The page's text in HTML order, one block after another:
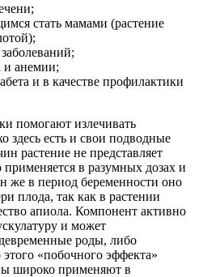
стать мамами (растение
и анемии;
и в качестве профилактики
помогают излечивать
здесь есть и свои подводные
растение не представляет
в разумных дозах и
же в период беременности оно
плода, так как в растении
апиола. Компонент активно
и может
роды, либо
«побочного эффекта»
широко применяют в